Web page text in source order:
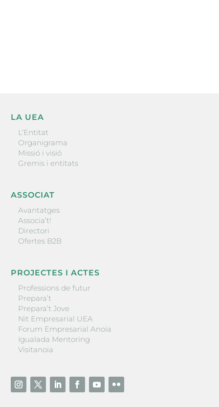
LA UEA
L’Entitat
Organigrama
Missió i visió
Gremis i entitats
ASSOCIAT
Avantatges
Associa’t!
Directori
Ofertes B2B
PROJECTES I ACTES
Professions de futur
Prepara’t
Prepara’t Jove
Nit Empresarial UEA
Forum Empresarial Anoia
Igualada Mentoring
Visitanoia